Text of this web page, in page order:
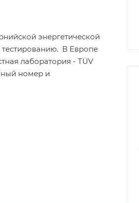
энергетической
тестированию. В Европе
лаборатория - TÜV
номер и